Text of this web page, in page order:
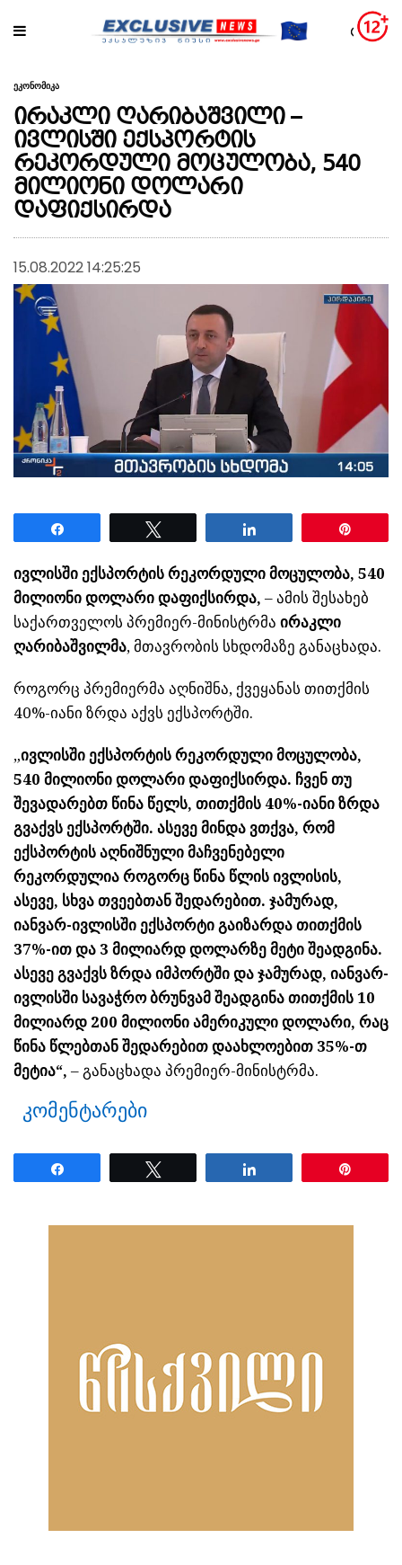
ეკონომიკა
ირაკლი ღარიბაშვილი –
ივლისში ექსპორტის
რეკორდული მოცულობა, 540
მილიონი დოლარი
დაფიქსირდა
15.08.2022 14:25:25
ივლისში ექსპორტის რეკორდული მოცულობა, 540
მილიონი დოლარი დაფიქსირდა, – ამის შესახებ
საქართველოს პრემიერ-მინისტრმა ირაკლი
ღარიბაშვილმა, მთავრობის სხდომაზე განაცხადა.
როგორც პრემიერმა აღნიშნა, ქვეყანას თითქმის
40%-იანი ზრდა აქვს ექსპორტში.
„ივლისში ექსპორტის რეკორდული მოცულობა,
540 მილიონი დოლარი დაფიქსირდა. ჩვენ თუ
შევადარებთ წინა წელს, თითქმის 40%-იანი ზრდა
გვაქვს ექსპორტში. ასევე მინდა ვთქვა, რომ
ექსპორტის აღნიშნული მაჩვენებელი
რეკორდულია როგორც წინა წლის ივლისის,
ასევე, სხვა თვეებთან შედარებით. ჯამურად,
იანვარ-ივლისში ექსპორტი გაიზარდა თითქმის
37%-ით და 3 მილიარდ დოლარზე მეტი შეადგინა.
ასევე გვაქვს ზრდა იმპორტში და ჯამურად, იანვარ-
ივლისში სავაჭრო ბრუნვამ შეადგინა თითქმის 10
მილიარდ 200 მილიონი ამერიკული დოლარი, რაც
წინა წლებთან შედარებით დაახლოებით 35%-თ
მეტია“, – განაცხადა პრემიერ-მინისტრმა.
კომენტარები